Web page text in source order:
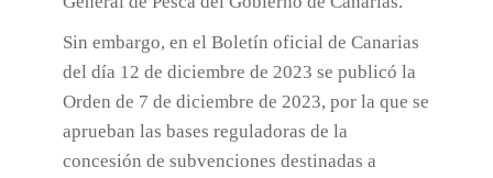
Sin embargo, en el Boletín oficial de Canarias
del día 12 de diciembre de 2023 se publicó la
Orden de 7 de diciembre de 2023, por la que se
aprueban las bases reguladoras de la
concesión de subvenciones destinadas a